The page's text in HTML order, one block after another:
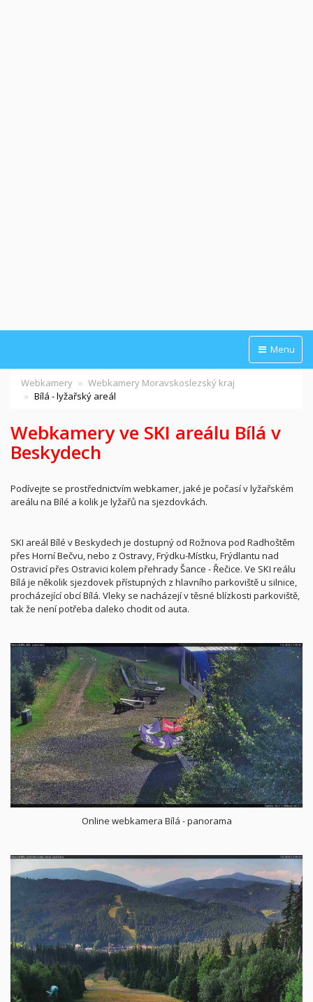
Menu
Webkamery
Webkamery Moravskoslezský kraj
Bílá - lyžařský areál
Webkamery ve SKI areálu Bílá v
Beskydech
Podívejte se prostřednictvím webkamer, jaké je počasí v lyžařském
areálu na Bílé a kolik je lyžařů na sjezdovkách.
SKI areál Bílé v Beskydech je dostupný od Rožnova pod Radhoštěm
přes Horní Bečvu, nebo z Ostravy, Frýdku-Místku, Frýdlantu nad
Ostravicí přes Ostravici kolem přehrady Šance - Řečice. Ve SKI reálu
Bílá je několik sjezdovek přístupných z hlavního parkoviště u silnice,
procházející obcí Bílá. Vleky se nacházejí v těsné blízkosti parkoviště,
tak že není potřeba daleko chodit od auta.
Online webkamera Bílá - panorama